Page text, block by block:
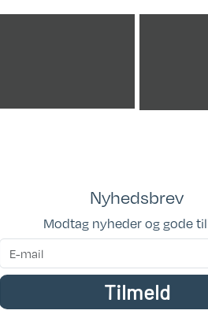
Kan
Nyhedsbrev
Modtag nyheder og gode
Tilmeld